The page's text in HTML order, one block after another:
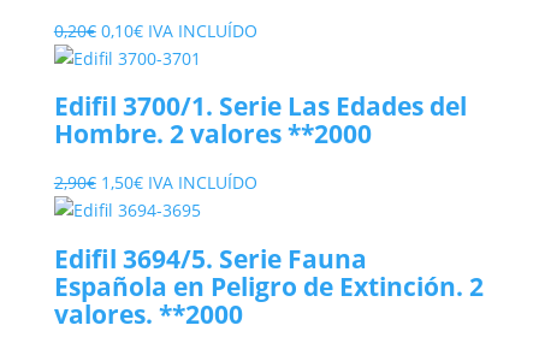
0,20€ El
precio
era:
0,20€.
0,10€El
precio
es:
0,10€.
IVA INCLUÍDO
Edifil 3700/1. Serie Las Edades del
Hombre. 2 valores **2000
2,90€ El
precio
era:
2,90€.
1,50€El
precio
es:
1,50€.
IVA INCLUÍDO
Edifil 3694/5. Serie Fauna
Española en Peligro de Extinción. 2
valores. **2000